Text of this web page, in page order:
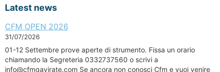
Latest news
CFM OPEN 2026
31/07/2026
01-12 Settembre prove aperte di strumento. Fissa un orario
chiamando la Segreteria 0332737560 o scrivi a
info@cfmgavirate.com Se ancora non conosci Cfm e vuoi venire